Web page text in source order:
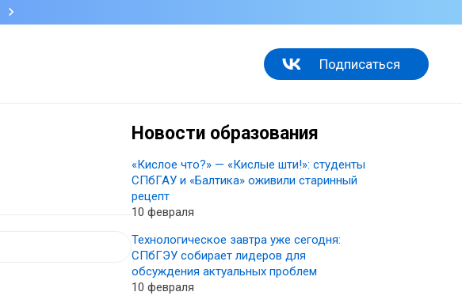
Подписаться
Новости образования
«Кислое что?» — «Кислые шти!»: студенты
СПбГАУ и «Балтика» оживили старинный
рецепт
10 февраля
Технологическое завтра уже сегодня:
СПбГЭУ собирает лидеров для
обсуждения актуальных проблем
10 февраля